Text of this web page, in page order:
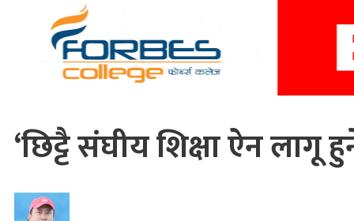
‘छिट्टै संघीय शिक्षा ऐन लागू